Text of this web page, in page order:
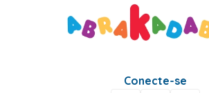
Conecte-se